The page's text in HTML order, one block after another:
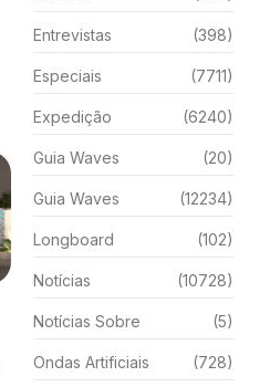
Entrevistas (398)
Especiais (7711)
Expedição (6240)
Guia Waves (20)
Guia Waves (12234)
Longboard (102)
Notícias (10728)
Notícias Sobre (5)
Ondas Artificiais (728)